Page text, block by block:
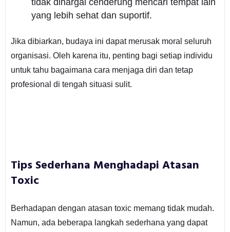
tidak dihargai cenderung mencari tempat lain
yang lebih sehat dan suportif.
Jika dibiarkan, budaya ini dapat merusak moral seluruh
organisasi. Oleh karena itu, penting bagi setiap individu
untuk tahu bagaimana cara menjaga diri dan tetap
profesional di tengah situasi sulit.
Tips Sederhana Menghadapi Atasan
Toxic
Berhadapan dengan atasan toxic memang tidak mudah.
Namun, ada beberapa langkah sederhana yang dapat